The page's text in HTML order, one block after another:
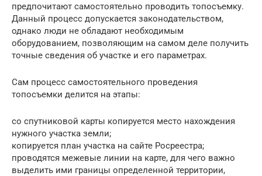
предпочитают самостоятельно проводить топосъемку.
Данный процесс допускается законодательством,
однако люди не обладают необходимым
оборудованием, позволяющим на самом деле получить
точные сведения об участке и его параметрах.
Сам процесс самостоятельного проведения
топосъемки делится на этапы:
со спутниковой карты копируется место нахождения
нужного участка земли;
копируется план участка на сайте Росреестра;
проводятся межевые линии на карте, для чего важно
выделить ими границы определенной территории,